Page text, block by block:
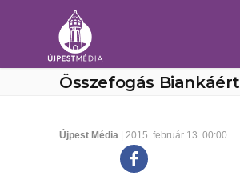
Összefogás Biankáért
Újpest Média | 2015. február 13. 00:00